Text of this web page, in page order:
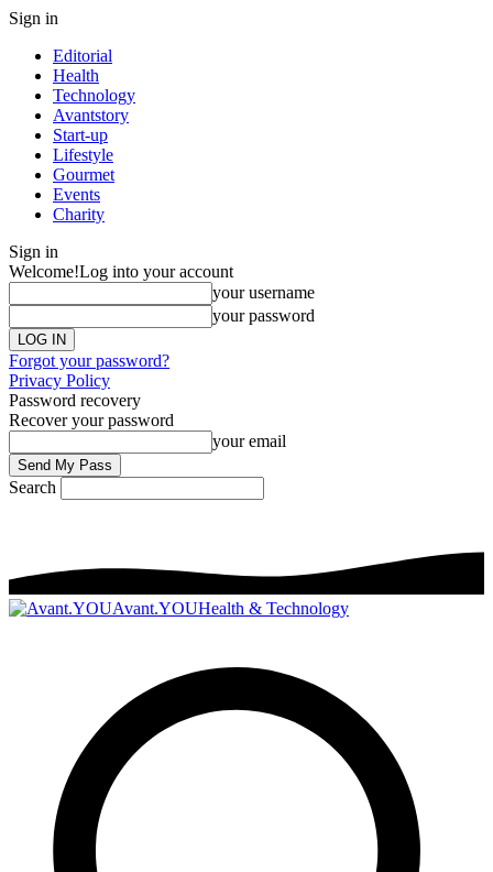
Sign in
Editorial
Health
Technology
Avantstory
Start-up
Lifestyle
Gourmet
Events
Charity
Sign in
Welcome!Log into your account
your username
your password
Forgot your password?
Privacy Policy
Password recovery
Recover your password
your email
Search
Avant.YOUHealth & Technology